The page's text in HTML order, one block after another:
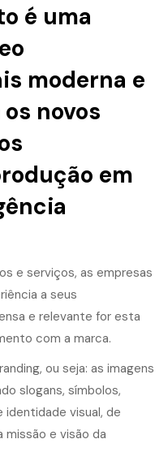
é uma
moderna e
novos
em
e serviços, as empresas
a seus
e relevante for esta
com a marca.
ou seja: as imagens
slogans, símbolos,
visual, de
missão e visão da